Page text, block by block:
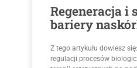
Regeneracja i
bariery
Z tego artykułu dowiesz
regulacji procesów